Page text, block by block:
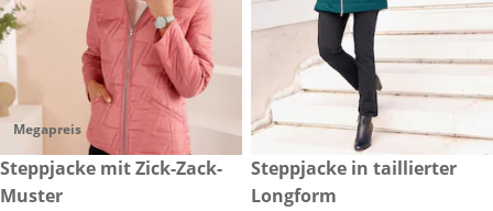
Megapreis
CHF 69.-
Steppjacke mit Zick-Zack-
Muster
reduzierter Preis CHF 99.-,
-29%
Steppjacke in taillierter
Longform